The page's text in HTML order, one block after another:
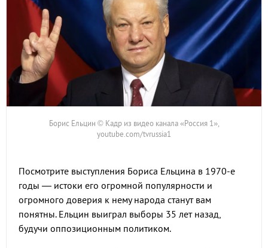
Борис Ельцин © Кадр из видео канала «Россия 1»,
youtube.com/tvrussia1
Посмотрите выступления Бориса Ельцина в 1970-е
годы — истоки его огромной популярности и
огромного доверия к нему народа станут вам
понятны. Ельцин выиграл выборы 35 лет назад,
будучи оппозиционным политиком.